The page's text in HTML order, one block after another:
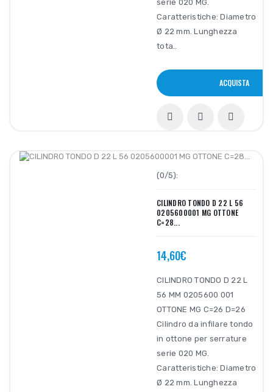
serie 020 MG.
Caratteristiche: Diametro
Ø 22 mm. Lunghezza
tota..
ACQUISTA
(0/5):
CILINDRO TONDO D 22 L 56
0205600001 MG OTTONE
C=28...
14,60€
CILINDRO TONDO D 22 L
56 MM 0205600 001
OTTONE MG C=26 D=26
Cilindro da infilare tondo
in ottone per serrature
serie 020 MG.
Caratteristiche: Diametro
Ø 22 mm. Lunghezza